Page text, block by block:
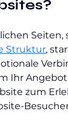
Seiten,
Struktur,
Ihr
zum